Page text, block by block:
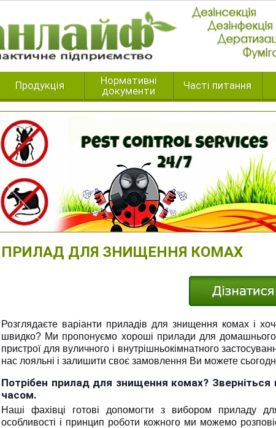
Продукція
Нормативні
документи
Часті питання
ПРИЛАД ДЛЯ ЗНИЩЕННЯ КОМАХ
Розглядаєте варіанти приладів для знищення комах і
швидко? Ми пропонуємо хороші прилади для домашнього
пристрої для вуличного і внутрішньокімнатного
нас лояльні і залишити своє замовлення Ви можете
Потрібен прилад для знищення комах?
часом.
Наші фахівці готові допомогти з вибором приладу
особливості і принцип роботи кожного ми можемо